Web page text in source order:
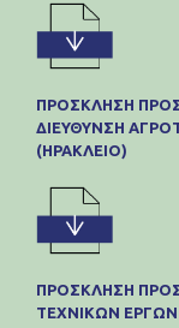
ΠΡΟΣΚΛΗΣΗ
ΔΙΕΥΘΥΝΣΗ
(ΗΡΑΚΛΕΙΟ)
ΠΡΟΣΚΛΗΣΗ
ΤΕΧΝΙΚΩΝ ΕΡΓΩΝ